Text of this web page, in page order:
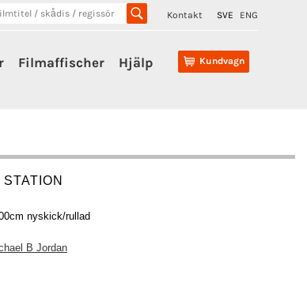
Kontakt SVE ENG
Kundvagn
Filmaffischer Hjälp
nyskick/rullad
B Jordan